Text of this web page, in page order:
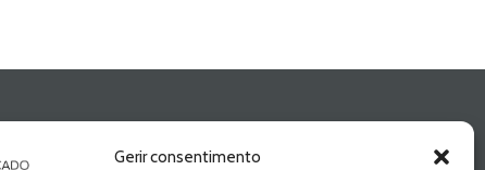
Gerir consentimento